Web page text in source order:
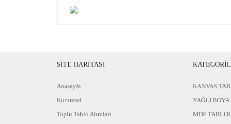
SİTE HARİTASI
Anasayfa
Kurumsal
Toplu Tablo Alımları
KANVAS
YAĞLI
MDF